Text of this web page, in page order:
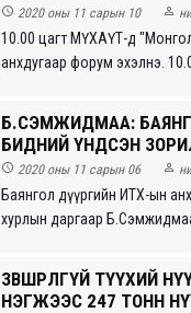
 2020 оны 11 сарын 10 
10.00 цагт МҮХАҮТ-д
анхдугаар форум эхэлнэ.
Б.СЭМЖИДМАА:
БИДНИЙ ҮНДСЭН
 2020 оны 11 сарын 06 
Баянгол дүүргийн ИТХ-ын
хурлын даргаар
ЗӨВШӨӨРӨЛГҮЙ
НЭГЖЭЭС 247 ТОНН